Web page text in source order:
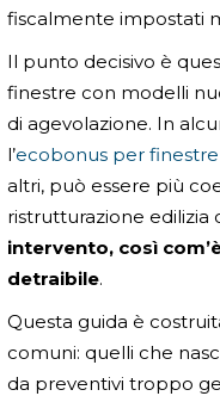
fiscalmente impostati
Il punto decisivo è
finestre con modelli
di agevolazione. In
l’ecobonus per finestre
altri, può essere più
ristrutturazione
intervento, così
detraibile.
Questa guida è
comuni: quelli che
da preventivi troppo